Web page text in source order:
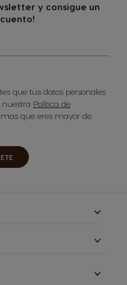
y consigue un
que tus datos personales
Política de
que eres mayor de